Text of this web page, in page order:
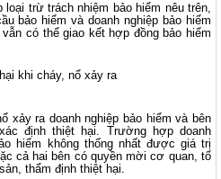
trừ trách nhiệm bảo hiểm nêu trên,
bảo hiểm và doanh nghiệp bảo hiểm
có thể giao kết hợp đồng bảo hiểm
khi cháy, nổ xảy ra
xảy ra doanh nghiệp bảo hiểm và bên
định thiệt hại. Trường hợp doanh
hiểm không thống nhất được giá trị
cả hai bên có quyền mời cơ quan, tổ
thẩm định thiệt hại.